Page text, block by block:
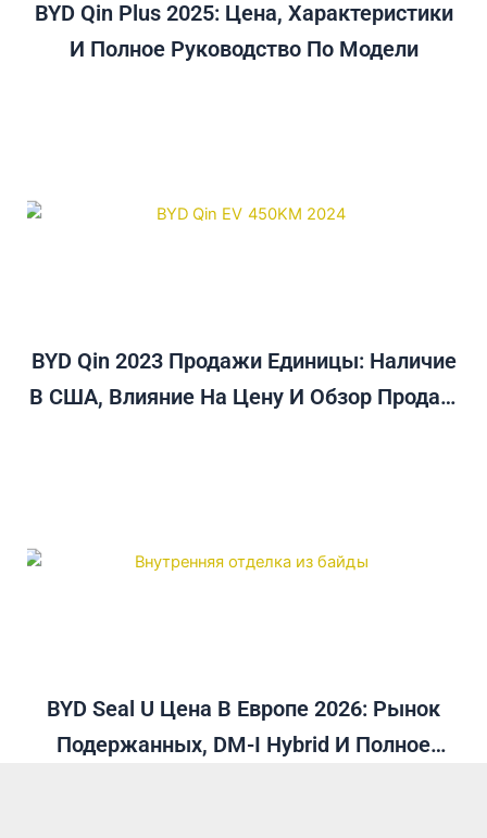
BYD Qin Plus 2025: Цена, Характеристики
И Полное Руководство По Модели
BYD Qin 2023 Продажи Единицы: Наличие
В США, Влияние На Цену И Обзор Продаж
BYD Seal U Цена В Европе 2026: Рынок
Подержанных, DM-I Hybrid И Полное